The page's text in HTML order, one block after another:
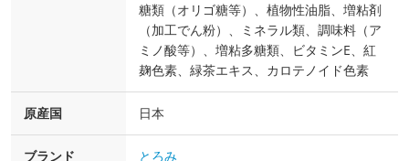
糖類（オリゴ糖等）、植物性油脂、増粘剤
（加工でん粉）、ミネラル類、調味料（ア
ミノ酸等）、増粘多糖類、ビタミンE、紅
麹色素、緑茶エキス、カロテノイド色素
原産国 日本
ブランド とろみ